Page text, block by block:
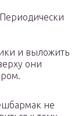
и выложить
они
не